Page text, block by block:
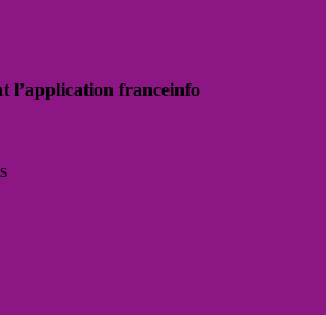
l’application franceinfo